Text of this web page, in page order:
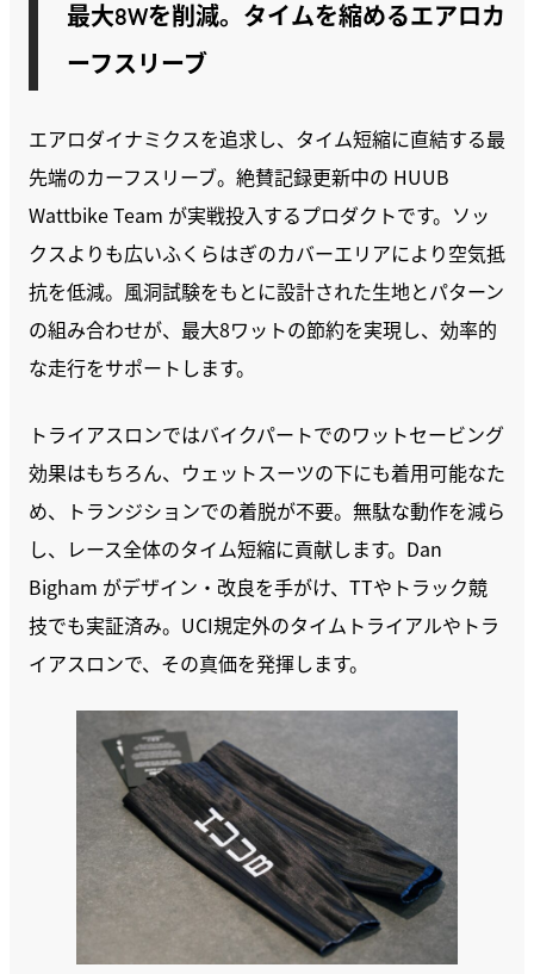
最大8Wを削減。タイムを縮めるエアロカ
ーフスリーブ
エアロダイナミクスを追求し、タイム短縮に直結する最
先端のカーフスリーブ。絶賛記録更新中の HUUB
Wattbike Team が実戦投入するプロダクトです。ソッ
クスよりも広いふくらはぎのカバーエリアにより空気抵
抗を低減。風洞試験をもとに設計された生地とパターン
の組み合わせが、最大8ワットの節約を実現し、効率的
な走行をサポートします。
トライアスロンではバイクパートでのワットセービング
効果はもちろん、ウェットスーツの下にも着用可能なた
め、トランジションでの着脱が不要。無駄な動作を減ら
し、レース全体のタイム短縮に貢献します。Dan
Bigham がデザイン・改良を手がけ、TTやトラック競
技でも実証済み。UCI規定外のタイムトライアルやトラ
イアスロンで、その真価を発揮します。